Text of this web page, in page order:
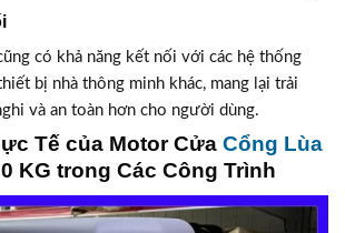
có khả năng kết nối với các hệ thống
bị nhà thông minh khác, mang lại trải
và an toàn hơn cho người dùng.
Tế của Motor Cửa Cổng Lùa
KG trong Các Công Trình